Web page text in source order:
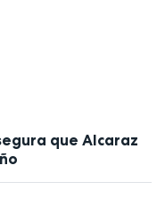
que Alcaraz